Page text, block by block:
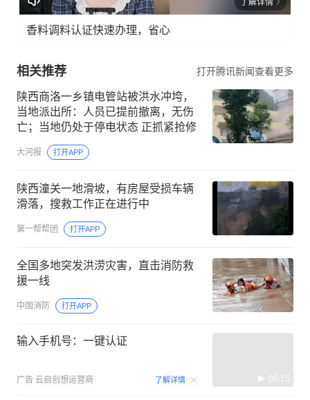
了解详情
香料调料认证快速办理，省心
相关推荐 打开腾讯新闻查看更多
陕西商洛一乡镇电管站被洪水冲垮，
当地派出所：人员已提前撤离，无伤
亡；当地仍处于停电状态 正抓紧抢修
大河报 打开APP
陕西潼关一地滑坡，有房屋受损车辆
滑落，搜救工作正在进行中
第一帮帮团 打开APP
全国多地突发洪涝灾害，直击消防救
援一线
中国消防 打开APP
输入手机号：一键认证
广告 云启创想运营商 了解详情 00:15